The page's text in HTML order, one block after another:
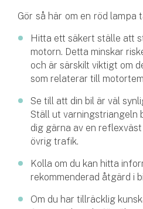
Gör så här om en röd lampa
Hitta ett säkert ställe att
motorn. Detta minskar
och är särskilt viktigt om
som relaterar till
Se till att din bil är väl
Ställ ut varningstriangeln
dig gärna av en
övrig trafik.
Kolla om du kan hitta
rekommenderad åtgärd i
Om du har tillräcklig